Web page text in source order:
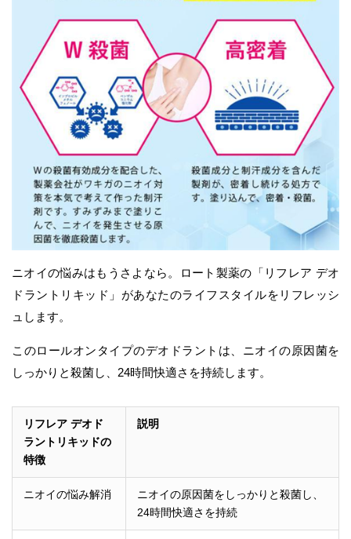
ニオイの悩みはもうさよなら。ロート製薬の「リフレア デオ
ドラントリキッド」があなたのライフスタイルをリフレッシ
ュします。
このロールオンタイプのデオドラントは、ニオイの原因菌を
しっかりと殺菌し、24時間快適さを持続します。
リフレア デオド
ラントリキッドの
特徴
説明
ニオイの悩み解消
ニオイの原因菌をしっかりと殺菌し、
24時間快適さを持続